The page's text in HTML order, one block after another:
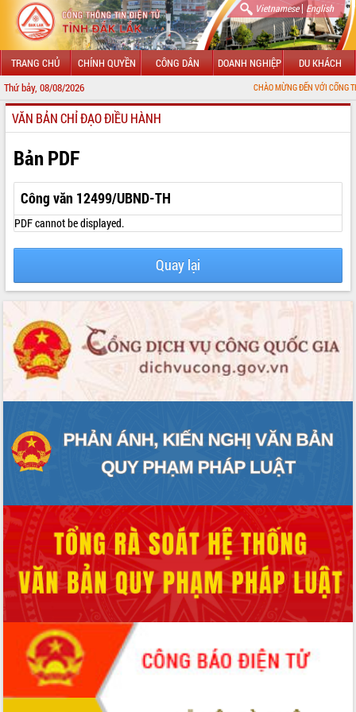
Vietnamese| English
TRANG CHỦ CHÍNH QUYỀN CÔNG DÂN DOANH NGHIỆP DU KHÁCH
Thứ bảy, 08/08/2026 CHÀO MỪNG ĐẾN VỚI CỔNG THÔNG TIN
GIỚI THIỆU
LÃNH ĐẠO UBND TỈNH
TIN TỨC SỰ KIỆN
SỞ, BAN, NGÀNH
UBND CÁC XÃ, PHƯỜNG
THÔNG TIN CHỈ ĐẠO ĐIỀU HÀNH
VĂN BẢN HĐND TỈNH
ĐIỂM TIN VĂN BẢN
VĂN BẢN CHỈ ĐẠO ĐIỀU HÀNH
Bản PDF
Công văn 12499/UBND-TH
PDF cannot be displayed.
Quay lại